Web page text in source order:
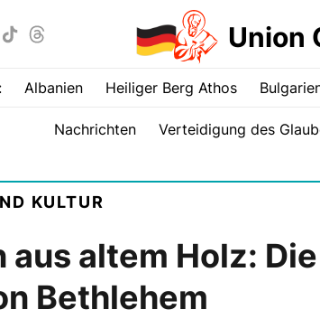
Union
Albanien Heiliger Berg Athos
Nachrichten Verteidigung des
KULTUR
aus altem Holz:
Bethlehem